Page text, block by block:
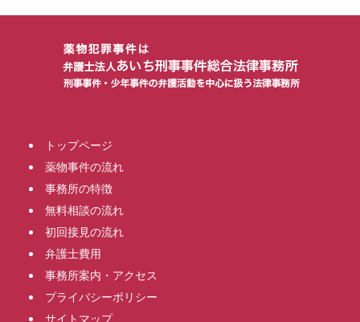
トップページ
薬物事件の流れ
事務所の特徴
無料相談の流れ
初回接見の流れ
弁護士費用
事務所案内・アクセス
プライバシーポリシー
サイトマップ